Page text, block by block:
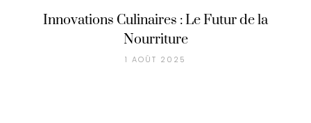
Innovations Culinaires : Le Futur de la
Nourriture
1 AOÛT 2025